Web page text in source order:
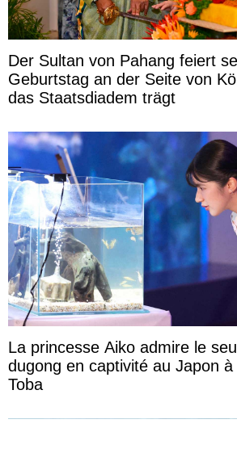
Der Sultan von Pahang feiert
Geburtstag an der Seite von
das Staatsdiadem trägt
La princesse Aiko admire le
dugong en captivité au Japon à
Toba